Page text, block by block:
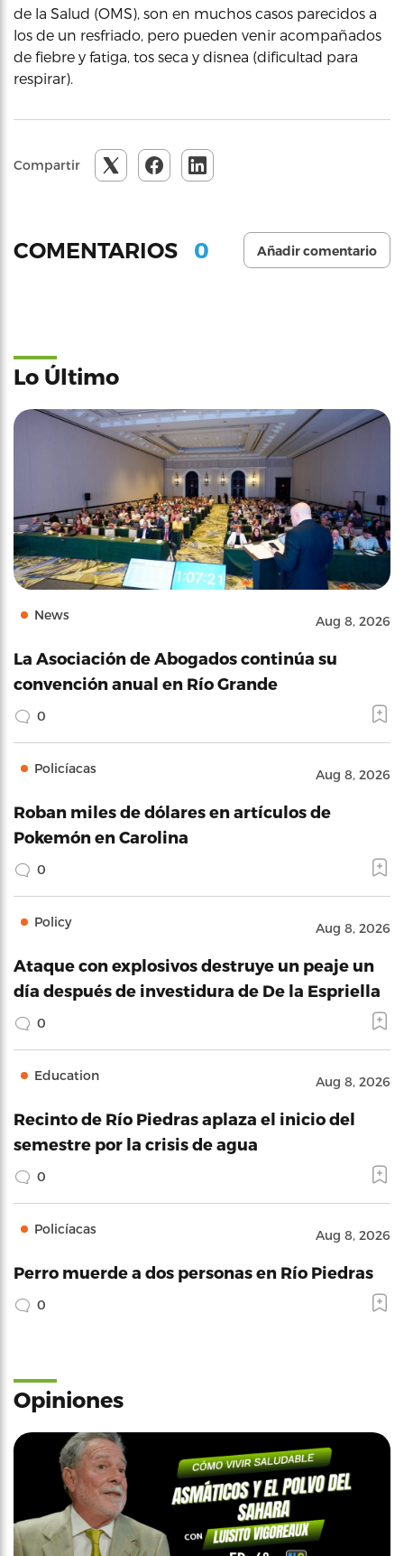
de la Salud (OMS), son en muchos casos parecidos a
los de un resfriado, pero pueden venir acompañados
de fiebre y fatiga, tos seca y disnea (dificultad para
respirar).
Compartir
COMENTARIOS 0 Añadir comentario
Lo Último
News Aug 8, 2026
La Asociación de Abogados continúa su
convención anual en Río Grande
0
Policíacas Aug 8, 2026
Roban miles de dólares en artículos de
Pokemón en Carolina
0
Policy Aug 8, 2026
Ataque con explosivos destruye un peaje un
día después de investidura de De la Espriella
0
Education Aug 8, 2026
Recinto de Río Piedras aplaza el inicio del
semestre por la crisis de agua
0
Policíacas Aug 8, 2026
Perro muerde a dos personas en Río Piedras
0
Opiniones